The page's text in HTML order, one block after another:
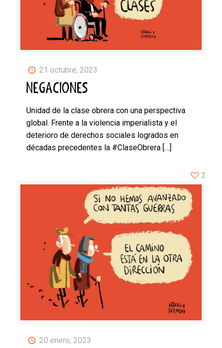
21 octubre, 2023
NEGACIONES
Unidad de la clase obrera con una perspectiva
global. Frente a la violencia imperialista y el
deterioro de derechos sociales logrados en
décadas precedentes la #ClaseObrera […]
20 enero, 2023
2